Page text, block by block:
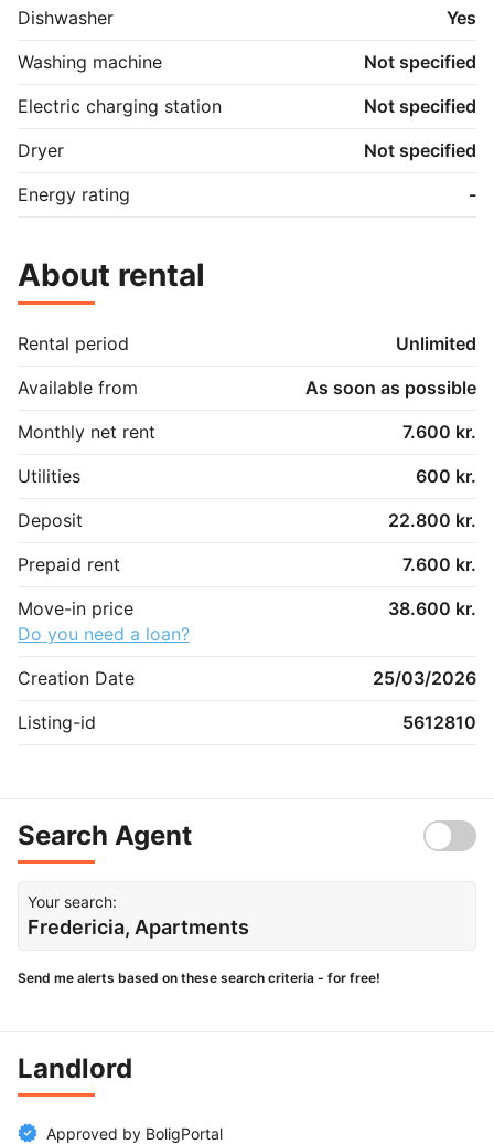
Dishwasher
Yes
Washing machine
Not specified
Electric charging station
Not specified
Dryer
Not specified
Energy rating
-
About rental
Rental period
Unlimited
Available from
As soon as possible
Monthly net rent
7.600 kr.
Utilities
600 kr.
Deposit
22.800 kr.
Prepaid rent
7.600 kr.
Move-in price
38.600 kr.
Do you need a loan?
Creation Date
25/03/2026
Listing-id
5612810
Search Agent
Your search:
Fredericia, Apartments
Send me alerts based on these search criteria - for free!
Landlord
Approved by BoligPortal